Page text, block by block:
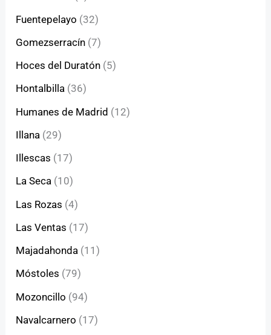
Fuentepelayo (32)
Gomezserracín (7)
Hoces del Duratón (5)
Hontalbilla (36)
Humanes de Madrid (12)
Illana (29)
Illescas (17)
La Seca (10)
Las Rozas (4)
Las Ventas (17)
Majadahonda (11)
Móstoles (79)
Mozoncillo (94)
Navalcarnero (17)